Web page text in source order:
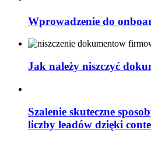
Wprowadzenie do
Jak należy niszczyć
Szalenie skuteczne
liczby leadów dzięki